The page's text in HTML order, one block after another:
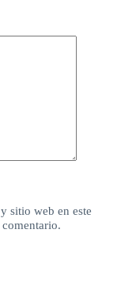
sitio web en este